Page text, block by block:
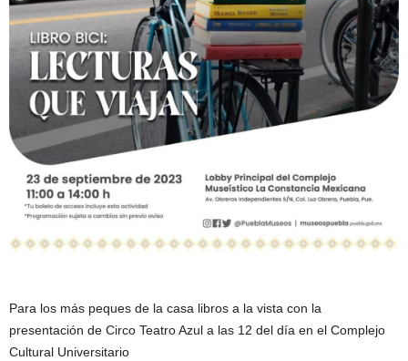
Para los más peques de la casa libros a la vista con la
presentación de Circo Teatro Azul a las 12 del día en el Complejo
Cultural Universitario